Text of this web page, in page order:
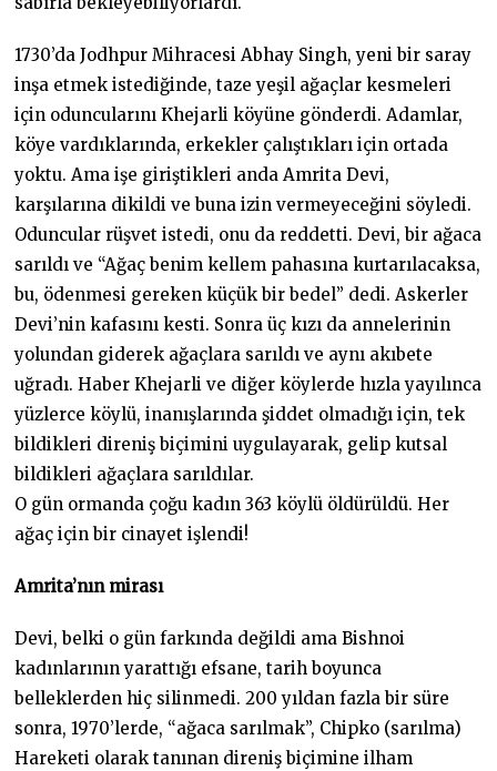
1730’da Jodhpur Mihracesi Abhay Singh, yeni bir saray
inşa etmek istediğinde, taze yeşil ağaçlar kesmeleri
için oduncularını Khejarli köyüne gönderdi. Adamlar,
köye vardıklarında, erkekler çalıştıkları için ortada
yoktu. Ama işe giriştikleri anda Amrita Devi,
karşılarına dikildi ve buna izin vermeyeceğini söyledi.
Oduncular rüşvet istedi, onu da reddetti. Devi, bir ağaca
sarıldı ve “Ağaç benim kellem pahasına kurtarılacaksa,
bu, ödenmesi gereken küçük bir bedel” dedi. Askerler
Devi’nin kafasını kesti. Sonra üç kızı da annelerinin
yolundan giderek ağaçlara sarıldı ve aynı akıbete
uğradı. Haber Khejarli ve diğer köylerde hızla yayılınca
yüzlerce köylü, inanışlarında şiddet olmadığı için, tek
bildikleri direniş biçimini uygulayarak, gelip kutsal
bildikleri ağaçlara sarıldılar.
O gün ormanda çoğu kadın 363 köylü öldürüldü. Her
ağaç için bir cinayet işlendi!
Amrita’nın mirası
Devi, belki o gün farkında değildi ama Bishnoi
kadınlarının yarattığı efsane, tarih boyunca
belleklerden hiç silinmedi. 200 yıldan fazla bir süre
sonra, 1970’lerde, “ağaca sarılmak”, Chipko (sarılma)
Hareketi olarak tanınan direniş biçimine ilham